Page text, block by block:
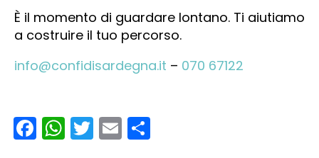
È il momento di guardare lontano. Ti aiutiamo
a costruire il tuo percorso.
info@confidisardegna.it – 070 67122
Facebook
WhatsApp
Twitter
Email